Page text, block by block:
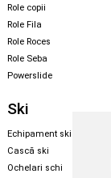
Role copii
Role Fila
Role Roces
Role Seba
Powerslide
Ski
Echipament ski
Cască ski
Ochelari schi